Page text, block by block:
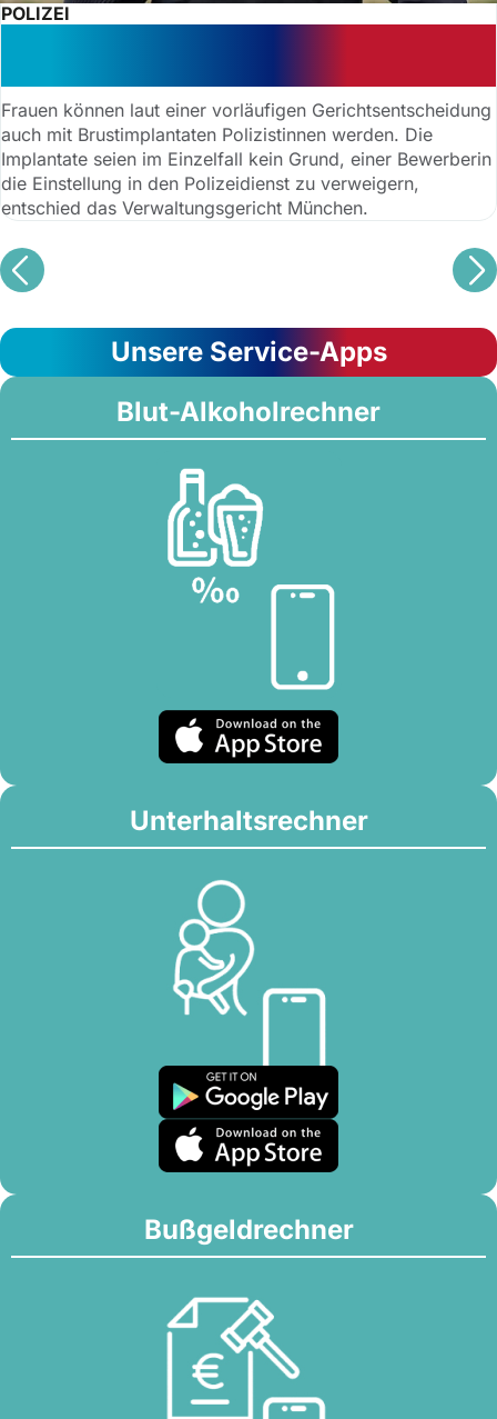
POLIZEI
Frauen können laut einer vorläufigen Gerichtsentscheidung
auch mit Brustimplantaten Polizistinnen werden. Die
Implantate seien im Einzelfall kein Grund, einer Bewerberin
die Einstellung in den Polizeidienst zu verweigern,
entschied das Verwaltungsgericht München.
Unsere Service-Apps
Blut-Alkoholrechner
Unterhaltsrechner
Bußgeldrechner